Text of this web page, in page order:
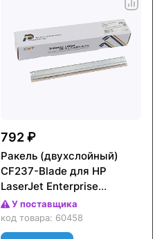
792 ₽
Ракель (двухслойный)
CF237-Blade для HP
LaserJet Enterprise
M607/M608/M609 (CET),
60000 стр., CET281109
У поставщика
код товара: 60458